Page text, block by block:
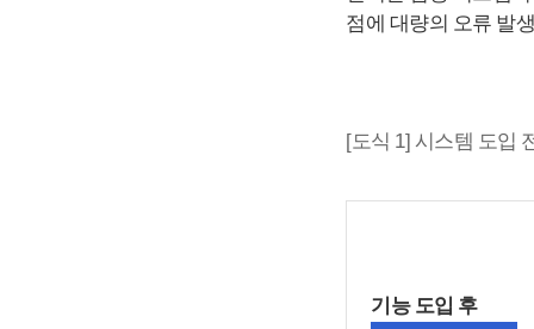
점에 대량의 오류 발
[도식 1] 시스템 도입
기능 도입 후